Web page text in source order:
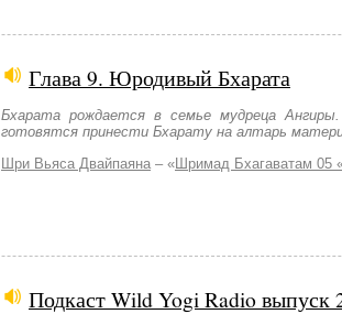
Глава 9. Юродивый Бхарата
Бхарата рождается в семье мудреца
готовятся принести Бхарату на алтарь
Шри Вьяса Двайпаяна – «Шримад Бхагаватам 05
Подкаст Wild Yogi Radio выпуск